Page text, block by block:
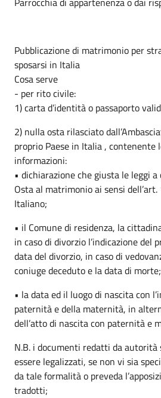
Pubblicazione di matrimonio per
sposarsi in Italia
Cosa serve
- per rito civile:
1) carta d’identità o passaporto
2) nulla osta rilasciato
proprio Paese in Italia , contenente
informazioni:
• dichiarazione che giusta le leggi
Osta al matrimonio ai sensi
Italiano;
• il Comune di residenza, la
in caso di divorzio l’indicazione del
data del divorzio, in caso di
coniuge deceduto e la data di morte;
• la data ed il luogo di nascita con
paternità e della maternità, in
dell’atto di nascita con paternità e
N.B. i documenti redatti da
essere legalizzati, se non vi sia
da tale formalità o preveda
tradotti;